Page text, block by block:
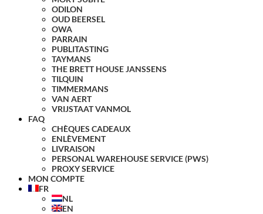
ODILON
OUD BEERSEL
OWA
PARRAIN
PUBLITASTING
TAYMANS
THE BRETT HOUSE JANSSENS
TILQUIN
TIMMERMANS
VAN AERT
VRIJSTAAT VANMOL
FAQ
CHÈQUES CADEAUX
ENLÈVEMENT
LIVRAISON
PERSONAL WAREHOUSE SERVICE (PWS)
PROXY SERVICE
MON COMPTE
FR
NL
EN